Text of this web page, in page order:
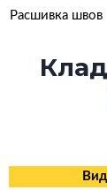
Расшивка швов